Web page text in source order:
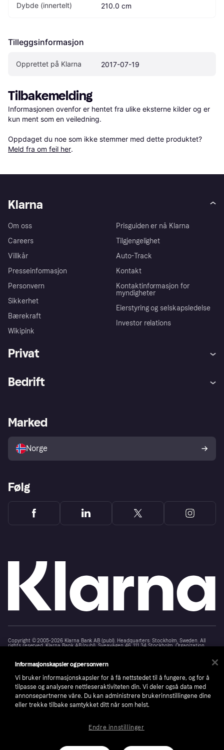
Dybde (innertelt) 210.0 cm
Tilleggsinformasjon
Opprettet på Klarna 2017-07-19
Tilbakemelding
Informasjonen ovenfor er hentet fra ulike eksterne kilder og er
kun ment som en veiledning.
Oppdaget du noe som ikke stemmer med dette produktet?
Meld fra om feil her.
Klarna
Om oss
Careers
Villkår
Presseinformasjon
Personvern
Sikkerhet
Bærekraft
Wikipink
Prisguiden er nå Klarna
Tilgjengelighet
Auto-Track
Kontakt
Kontaktinformasjon for
myndigheter
Eierstyring og selskapsledelse
Investor relations
Privat
Utforsk butikker
Bedrift
Merchant portal
Marked
Norge
Følg
Copyright © 2005-2026 Klarna Bank AB (publ). Headquarters: Stockholm, Sweden. All
rights reserved. Klarna Bank AB (publ). Sveavägen 46, 111 34 Stockholm. Organization
CookiesKlarna.com
Informasjonskapsler og personvern
Vi bruker informasjonskapsler for å få nettstedet til å fungere, og for å
tilpasse og analysere nettleseraktiviteten din. Vi deler også data med
annonsepartnerne våre. Du kan administrere brukerinnstillingene dine
eller trekke tilbake samtykket ditt når som helst.
Endre innstillinger